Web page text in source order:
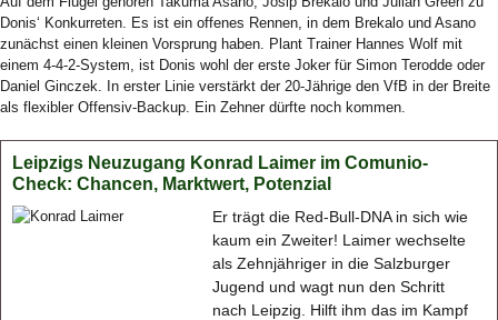
Donis‘ Konkurreten. Es ist ein offenes Rennen, in dem Brekalo und Asano
zunächst einen kleinen Vorsprung haben. Plant Trainer Hannes Wolf mit
einem 4-4-2-System, ist Donis wohl der erste Joker für Simon Terodde oder
Daniel Ginczek. In erster Linie verstärkt der 20-Jährige den VfB in der Breite
als flexibler Offensiv-Backup. Ein Zehner dürfte noch kommen.
Leipzigs Neuzugang Konrad Laimer im Comunio-
Check: Chancen, Marktwert, Potenzial
Er trägt die Red-Bull-DNA in sich wie
kaum ein Zweiter! Laimer wechselte
als Zehnjähriger in die Salzburger
Jugend und wagt nun den Schritt
nach Leipzig. Hilft ihm das im Kampf